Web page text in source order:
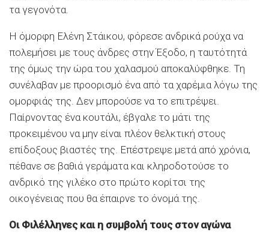
τα γεγονότα.
Η όμορφη Ελένη Στάικου, φόρεσε ανδρικά ρούχα να
πολεμήσει με τους άνδρες στην Έξοδο, η ταυτότητά
της όμως την ώρα του χαλασμού αποκαλύφθηκε. Τη
συνέλαβαν με προορισμό ένα από τα χαρέμια λόγω της
ομορφιάς της. Δεν μπορούσε να το επιτρέψει.
Παίρνοντας ένα κουτάλι, έβγαλε το μάτι της
προκειμένου να μην είναι πλέον θελκτική στους
επίδοξους βιαστές της. Επέστρεψε μετά από χρόνια,
πέθανε σε βαθιά γεράματα και κληροδοτούσε το
ανδρικό της γιλέκο στο πρώτο κορίτσι της
οικογένειας που θα έπαιρνε το όνομά της.
Οι Φιλέλληνες και η συμβολή τους στον αγώνα